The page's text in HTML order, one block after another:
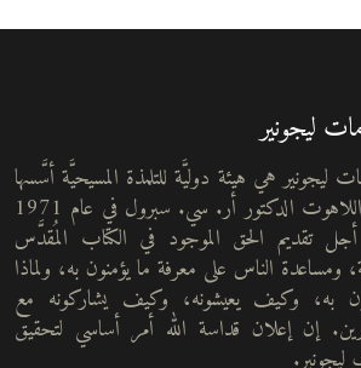
ليجونير
ليجونير هي هيئة دوليَّة للتلمذة المسيحيَّة أسَّسها
عالم اللاهوت الدكتور أر. سي. سبرول في عام 1971
تقديم الحق الموجود في الكتاب المُقدَّس
ومساعدة الناس على معرفة ما يؤمنون به، ولماذا
به، وكيف يعيشونه، وكيف يشاركونه مع
إن إعلان قداسة الله أمر أساسي لتحقيق